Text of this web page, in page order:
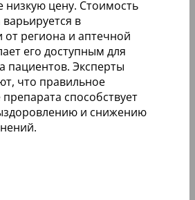
низкую цену. Стоимость
в
от региона и аптечной
его доступным для
пациентов. Эксперты
что правильное
способствует
и снижению